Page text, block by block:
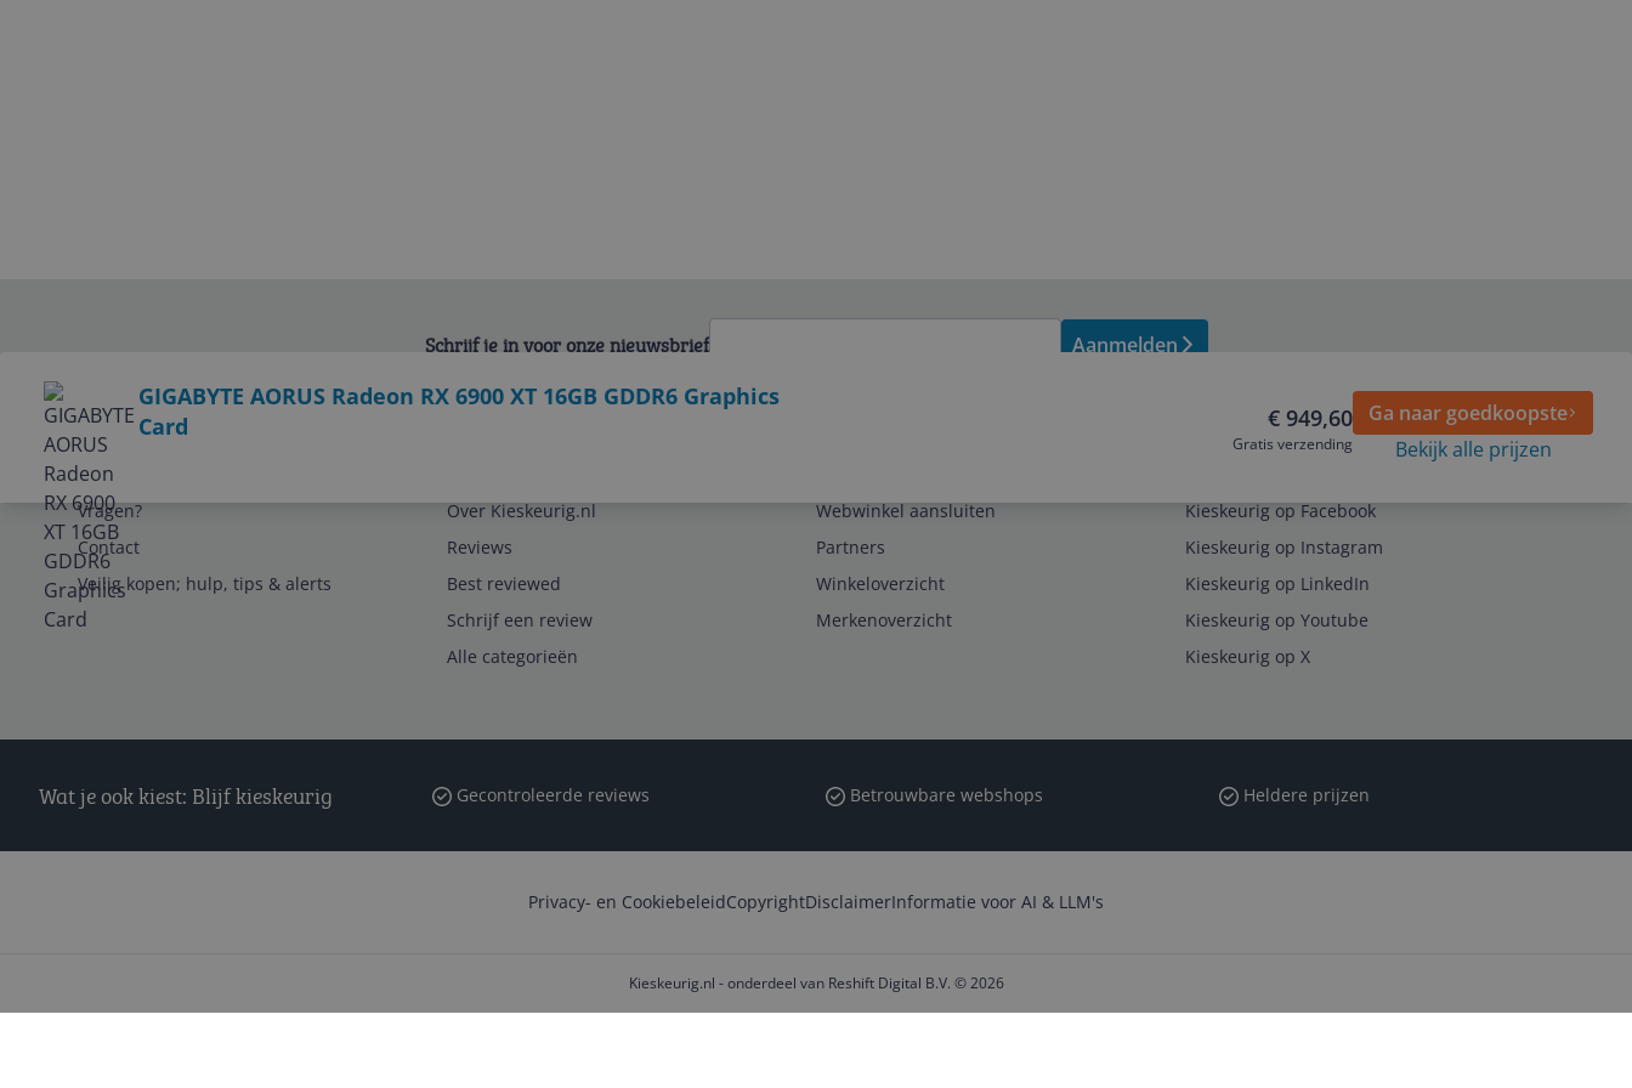
GIGABYTE AORUS Radeon RX 6900 XT 16GB GDDR6 Graphics
Card
€ 949,60
Gratis verzending
Ga naar goedkoopste
Bekijk alle prijzen
Schrijf je in voor onze nieuwsbrief Aanmelden
Service
Vragen?
Contact
Veilig kopen; hulp, tips & alerts
Over Kieskeurig.nl
Reviews
Best reviewed
Schrijf een review
Alle categorieën
Webwinkel aansluiten
Partners
Winkeloverzicht
Merkenoverzicht
Kieskeurig op Facebook
Kieskeurig op Instagram
Kieskeurig op LinkedIn
Kieskeurig op Youtube
Kieskeurig op X
Wat je ook kiest: Blijf kieskeurig Gecontroleerde reviews Betrouwbare webshops Heldere prijzen
Privacy- en CookiebeleidCopyrightDisclaimerInformatie voor AI & LLM's
Kieskeurig.nl - onderdeel van Reshift Digital B.V. © 2026